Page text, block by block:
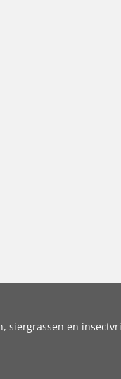
siergrassen en